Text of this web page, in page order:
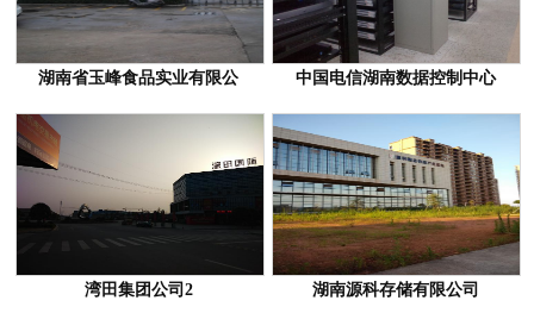
湖南省玉峰食品实业有限公 中国电信湖南数据控制中心
湾田集团公司2 湖南源科存储有限公司